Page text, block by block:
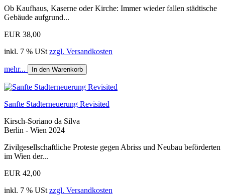
Ob Kaufhaus, Kaserne oder Kirche: Immer wieder fallen städtische
Gebäude aufgrund...
EUR 38,00
inkl. 7 % USt zzgl. Versandkosten
mehr... In den Warenkorb
Sanfte Stadterneuerung Revisited
Kirsch-Soriano da Silva
Berlin - Wien 2024
Zivilgesellschaftliche Proteste gegen Abriss und Neubau beförderten
im Wien der...
EUR 42,00
inkl. 7 % USt zzgl. Versandkosten